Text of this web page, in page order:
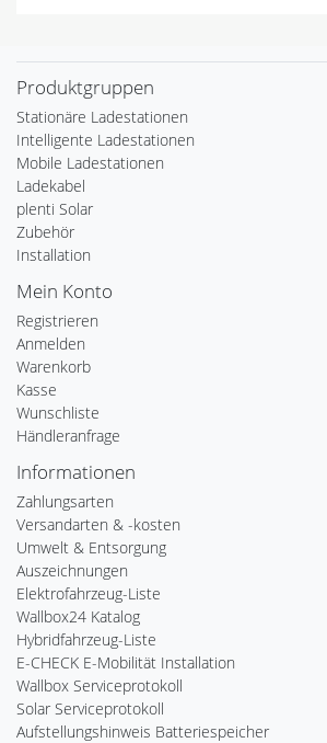
Produktgruppen
Stationäre Ladestationen
Intelligente Ladestationen
Mobile Ladestationen
Ladekabel
plenti Solar
Zubehör
Installation
Mein Konto
Registrieren
Anmelden
Warenkorb
Kasse
Wunschliste
Händleranfrage
Informationen
Zahlungsarten
Versandarten & -kosten
Umwelt & Entsorgung
Auszeichnungen
Elektrofahrzeug-Liste
Wallbox24 Katalog
Hybridfahrzeug-Liste
E-CHECK E-Mobilität Installation
Wallbox Serviceprotokoll
Solar Serviceprotokoll
Aufstellungshinweis Batteriespeicher